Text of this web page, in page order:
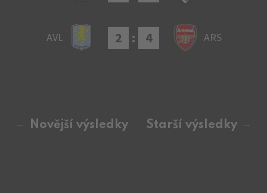
AVL 2 : 4 ARS
Novější výsledky Starší výsledky